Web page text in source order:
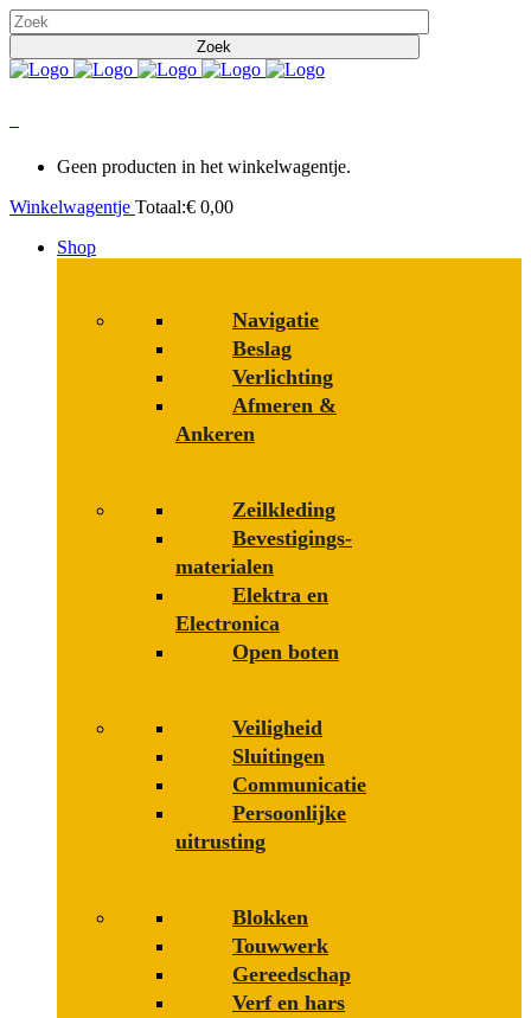
Geen producten in het winkelwagentje.
Winkelwagentje Totaal:€ 0,00
Shop
Navigatie
Beslag
Verlichting
Afmeren &
Ankeren
Zeilkleding
Bevestigings­­
materialen
Elektra en
Electronica
Open boten
Veiligheid
Sluitingen
Communicatie
Persoonlijke
uitrusting
Blokken
Touwwerk
Gereedschap
Verf en hars